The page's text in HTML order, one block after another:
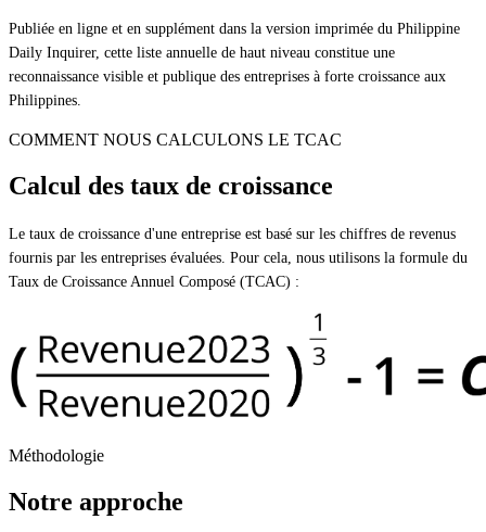
Publiée en ligne et en supplément dans la version imprimée du Philippine
Daily Inquirer, cette liste annuelle de haut niveau constitue une
reconnaissance visible et publique des entreprises à forte croissance aux
Philippines.
COMMENT NOUS CALCULONS LE TCAC
Calcul des taux de croissance
Le taux de croissance d'une entreprise est basé sur les chiffres de revenus
fournis par les entreprises évaluées. Pour cela, nous utilisons la formule du
Taux de Croissance Annuel Composé (TCAC) :
Méthodologie
Notre approche